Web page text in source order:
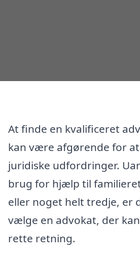
At finde en kvalificeret
kan være afgørende for
juridiske udfordringer.
brug for hjælp til
eller noget helt tredje, er
vælge en advokat, der
rette retning.